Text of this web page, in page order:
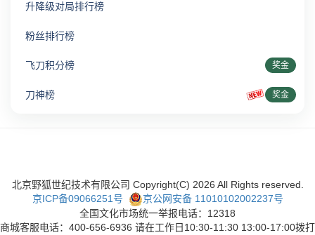
升降级对局排行榜
粉丝排行榜
飞刀积分榜 奖金
刀神榜 奖金
北京野狐世纪技术有限公司 Copyright(C) 2026 All Rights reserved.
京ICP备09066251号
京公网安备 11010102002237号
全国文化市场统一举报电话：12318
商城客服电话：400-656-6936 请在工作日10:30-11:30 13:00-17:00拨打